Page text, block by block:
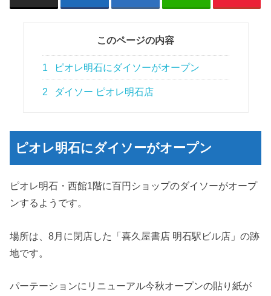
このページの内容
1 ピオレ明石にダイソーがオープン
2 ダイソー ピオレ明石店
ピオレ明石にダイソーがオープン
ピオレ明石・西館1階に百円ショップのダイソーがオープ
ンするようです。
場所は、8月に閉店した「喜久屋書店 明石駅ビル店」の跡
地です。
パーテーションにリニューアル今秋オープンの貼り紙が